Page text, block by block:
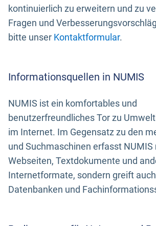
kontinuierlich zu erweitern und zu
Fragen und
bitte unser Kontaktformular.
Informationsquellen in NUMIS
NUMIS ist ein komfortables und
benutzerfreundliches Tor zu
im Internet. Im Gegensatz zu den
und Suchmaschinen erfasst NUMIS
Webseiten, Textdokumente und
Internetformate, sondern greift
Datenbanken und